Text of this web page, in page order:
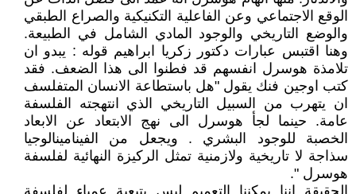
الوقع الاجتماعي وعن الفاعلية التكنيكية والصراع الطبقي
والوضع التاريخي والوجود المادي الشامل في الطبيعة.
وهنا اقتبس عبارات دكتور زكريا ابراهيم قوله : يبدو ان
تلامذة هوسرل انفسهم قد فطنوا الى هذا الضعف. فقد
كتب اوجين فنك يقول "هل باستطاعة الانسان المتفلسف
ان يتهرب من السبيل التاريخي الذي انتهجته الفلسفة
عامة. حينما لجأ هوسرل الى نهج الابتعاد عن الابعاد
الخصبة للوجود البشري . ويجعل من الفينامينالوجيا
سذاجة لا تاريخية ولازمنية تمثل الركيزة النهائية لفلسفة
هوسرل ".